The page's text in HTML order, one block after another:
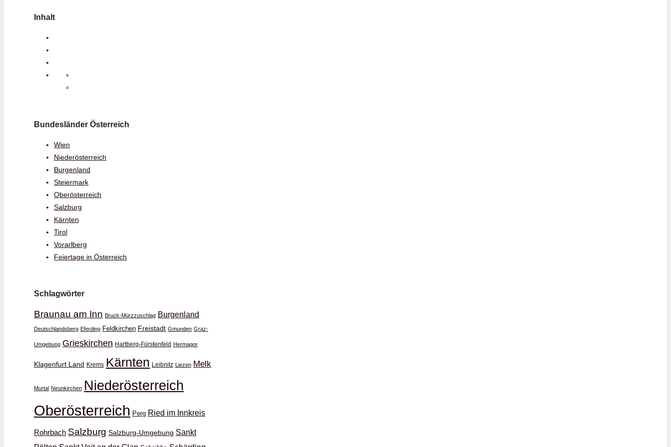
Inhalt
Bundesländer Österreich
Wien
Niederösterreich
Burgenland
Steiermark
Oberösterreich
Salzburg
Kärnten
Tirol
Vorarlberg
Feiertage in Österreich
Schlagwörter
Braunau am Inn Bruck-Mürzzuschlag Burgenland
Deutschlandsberg Eferding Feldkirchen Freistadt Gmunden Graz-
Umgebung Grieskirchen Hartberg-Fürstenfeld Hermagor
Klagenfurt Land Krems Kärnten Leibnitz Liezen Melk
Murtal Neunkirchen Niederösterreich
Oberösterreich Perg Ried im Innkreis
Rohrbach Salzburg Salzburg-Umgebung Sankt